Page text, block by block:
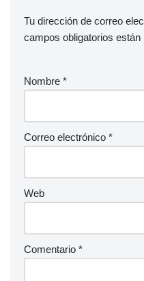
Tu dirección de correo
campos obligatorios
Nombre *
Correo electrónico *
Web
Comentario *